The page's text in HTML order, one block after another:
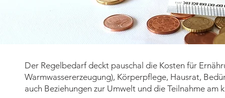
Der Regelbedarf deckt pauschal die Kosten für
Warmwassererzeugung), Körperpflege, Hausrat,
auch Beziehungen zur Umwelt und die Teilnahme am